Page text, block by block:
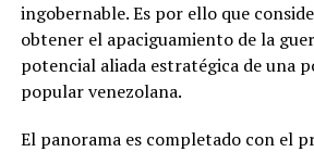
ingobernable. Es por ello que
obtener el apaciguamiento de la
potencial aliada estratégica de una
popular venezolana.
El panorama es completado con el